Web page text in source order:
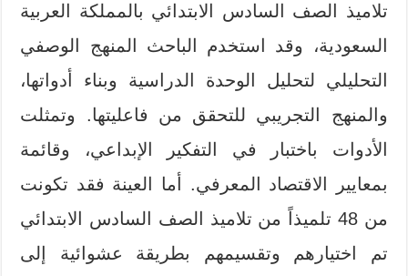
تلاميذ الصف السادس الابتدائي بالمملكة العربية
السعودية، وقد استخدم الباحث المنهج الوصفي
التحليلي لتحليل الوحدة الدراسية وبناء أدواتها،
والمنهج التجريبي للتحقق من فاعليتها. وتمثلت
الأدوات باختبار في التفكير الإبداعي، وقائمة
بمعايير الاقتصاد المعرفي. أما العينة فقد تكونت
من 48 تلميذاً من تلاميذ الصف السادس الابتدائي
تم اختيارهم وتقسيمهم بطريقة عشوائية إلى